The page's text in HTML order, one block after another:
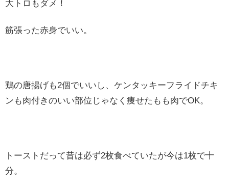
大トロもダメ！
筋張った赤身でいい。
鶏の唐揚げも2個でいいし、ケンタッキーフライドチキ
ンも肉付きのいい部位じゃなく痩せたもも肉でOK。
トーストだって昔は必ず2枚食べていたが今は1枚で十
分。